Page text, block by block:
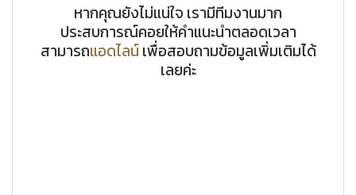
หากคุณยังไม่แน่ใจ เรามีทีมงานมาก
ประสบการณ์คอยให้คำแนะนำตลอดเวลา
สามารถแอดไลน์เพื่อสอบถามข้อมูลเพิ่มเติมได้
เลยค่ะ